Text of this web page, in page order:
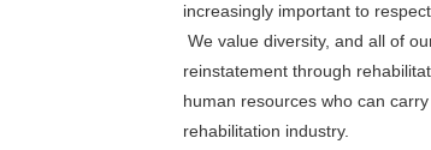
increasingly important to
We value diversity, and all of
reinstatement through
human resources who can
rehabilitation industry.